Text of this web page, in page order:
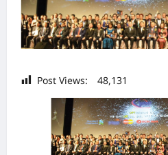
Post Views: 48,131